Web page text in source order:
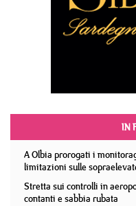
IN
A Olbia prorogati i
limitazioni sulle
Stretta sui controlli in
contanti e sabbia rubata